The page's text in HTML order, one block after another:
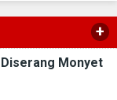
+
Monyet